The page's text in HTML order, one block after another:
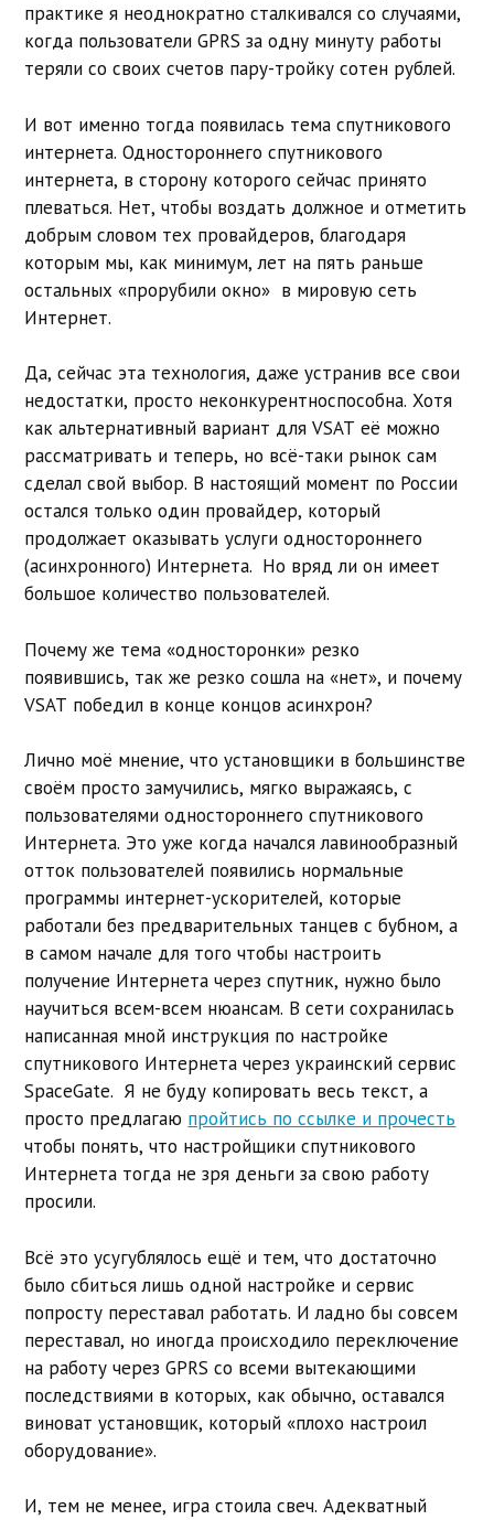
практике я неоднократно сталкивался со случаями,
когда пользователи GPRS за одну минуту работы
теряли со своих счетов пару-тройку сотен рублей.
И вот именно тогда появилась тема спутникового
интернета. Одностороннего спутникового
интернета, в сторону которого сейчас принято
плеваться. Нет, чтобы воздать должное и отметить
добрым словом тех провайдеров, благодаря
которым мы, как минимум, лет на пять раньше
остальных «прорубили окно» в мировую сеть
Интернет.
Да, сейчас эта технология, даже устранив все свои
недостатки, просто неконкурентноспособна. Хотя
как альтернативный вариант для VSAT её можно
рассматривать и теперь, но всё-таки рынок сам
сделал свой выбор. В настоящий момент по России
остался только один провайдер, который
продолжает оказывать услуги одностороннего
(асинхронного) Интернета. Но вряд ли он имеет
большое количество пользователей.
Почему же тема «односторонки» резко
появившись, так же резко сошла на «нет», и почему
VSAT победил в конце концов асинхрон?
Лично моё мнение, что установщики в большинстве
своём просто замучились, мягко выражаясь, с
пользователями одностороннего спутникового
Интернета. Это уже когда начался лавинообразный
отток пользователей появились нормальные
программы интернет-ускорителей, которые
работали без предварительных танцев с бубном, а
в самом начале для того чтобы настроить
получение Интернета через спутник, нужно было
научиться всем-всем нюансам. В сети сохранилась
написанная мной инструкция по настройке
спутникового Интернета через украинский сервис
SpaceGate. Я не буду копировать весь текст, а
просто предлагаю пройтись по ссылке и прочесть
чтобы понять, что настройщики спутникового
Интернета тогда не зря деньги за свою работу
просили.
Всё это усугублялось ещё и тем, что достаточно
было сбиться лишь одной настройке и сервис
попросту переставал работать. И ладно бы совсем
переставал, но иногда происходило переключение
на работу через GPRS со всеми вытекающими
последствиями в которых, как обычно, оставался
виноват установщик, который «плохо настроил
оборудование».
И, тем не менее, игра стоила свеч. Адекватный